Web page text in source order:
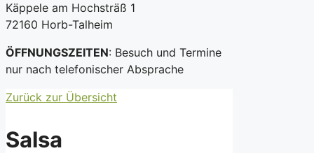
Käppele am Hochsträß 1
72160 Horb-Talheim
ÖFFNUNGSZEITEN: Besuch und Termine
nur nach telefonischer Absprache
Zurück zur Übersicht
Salsa